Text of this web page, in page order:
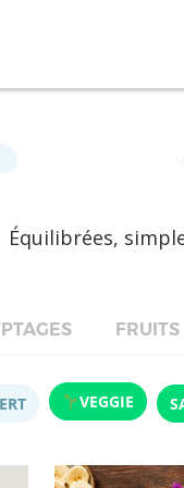
Équilibrées,
VEGGIE